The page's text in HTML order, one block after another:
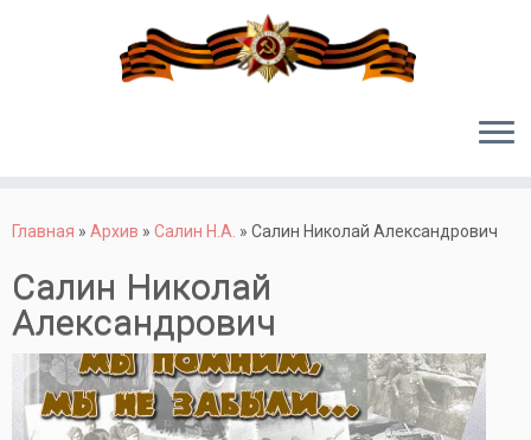
Главная » Архив » Салин Н.А. » Салин Николай Александрович
Салин Николай
Александрович